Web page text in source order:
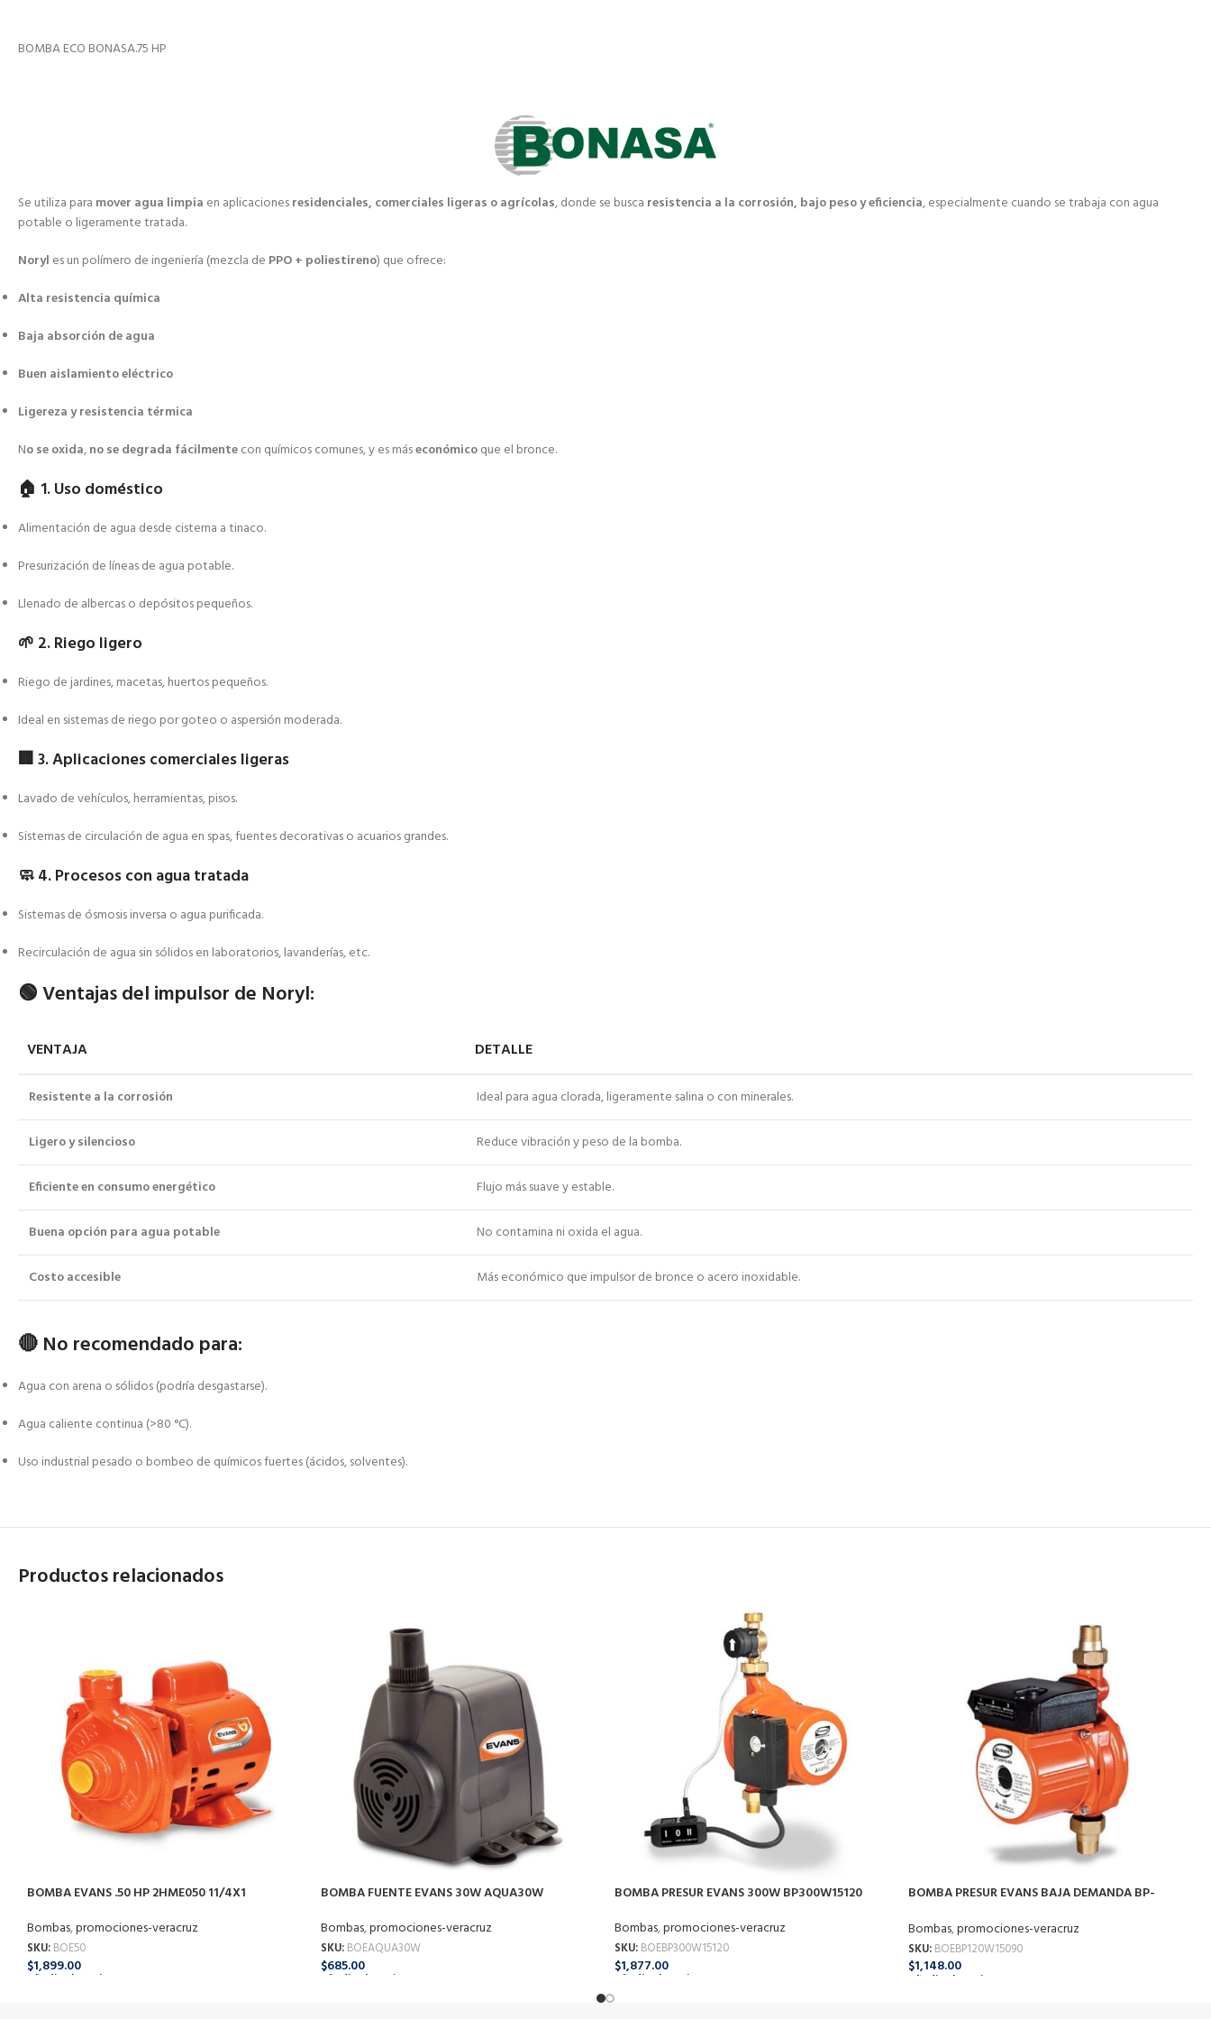
BOMBA ECO BONASA.75 HP
Se utiliza para mover agua limpia en aplicacionesresidenciales, comerciales ligeras o agrícolas, donde se busca resistencia a la corrosión, bajo peso y eficiencia, especialmente cuando se trabaja con agua
potable o ligeramente tratada.
Noryl es un polímero de ingeniería (mezcla de PPO + poliestireno) que ofrece:
Alta resistencia química
Baja absorción de agua
Buen aislamiento eléctrico
Ligereza y resistencia térmica
No se oxida,no se degrada fácilmentecon químicos comunes, y es máseconómicoque el bronce.
🏠 1. Uso doméstico
Alimentación de agua desde cisterna a tinaco.
Presurización de líneas de agua potable.
Llenado de albercas o depósitos pequeños.
🌱 2. Riego ligero
Riego de jardines, macetas, huertos pequeños.
Ideal en sistemas de riego por goteo o aspersión moderada.
🏢3. Aplicaciones comerciales ligeras
Lavado de vehículos, herramientas, pisos.
Sistemas de circulación de agua en spas, fuentes decorativas o acuarios grandes.
🧼4. Procesos con agua tratada
Sistemas de ósmosis inversa o agua purificada.
Recirculación de agua sin sólidos en laboratorios, lavanderías, etc.
🟢Ventajas del impulsor de Noryl:
VENTAJA DETALLE
Resistente a la corrosión Ideal para agua clorada, ligeramente salina o con minerales.
Ligero y silencioso Reduce vibración y peso de la bomba.
Eficiente en consumo energético Flujo más suave y estable.
Buena opción para agua potable No contamina ni oxida el agua.
Costo accesible Más económico que impulsor de bronce o acero inoxidable.
🔴 No recomendado para:
Agua con arena o sólidos (podría desgastarse).
Agua caliente continua (>80 °C).
Uso industrial pesado o bombeo de químicos fuertes (ácidos, solventes).
Productos relacionados
BOMBA EVANS .50 HP 2HME050 11/4X1
Bombas,promociones-veracruz
SKU: BOE50
$1,899.00
Añadir Al Carrito
BOMBA FUENTE EVANS 30W AQUA30W
Bombas,promociones-veracruz
SKU: BOEAQUA30W
$685.00
Añadir Al Carrito
BOMBA PRESUR EVANS 300W BP300W15120
Bombas,promociones-veracruz
SKU: BOEBP300W15120
$1,877.00
Añadir Al Carrito
BOMBA PRESUR EVANS BAJA DEMANDA BP-
Bombas,promociones-veracruz
SKU: BOEBP120W15090
$1,148.00
Añadir Al Carrito